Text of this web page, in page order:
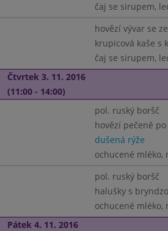
čaj se sirupem,
hovězí vývar se
krupicová kaše s
čaj se sirupem,
Čtvrtek 3. 11. 2016
(11:00 - 14:00)
pol. ruský boršč
hovězí pečeně
dušená rýže
ochucené
pol. ruský boršč
halušky s
ochucené
Pátek 4. 11. 2016